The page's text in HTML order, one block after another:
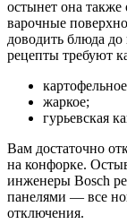
остынет она также
варочные
доводить блюда
рецепты требуют
жаркое;
гурьевская
Вам достаточно
на конфорке.
инженеры Bosch
панелями — все
отключения.